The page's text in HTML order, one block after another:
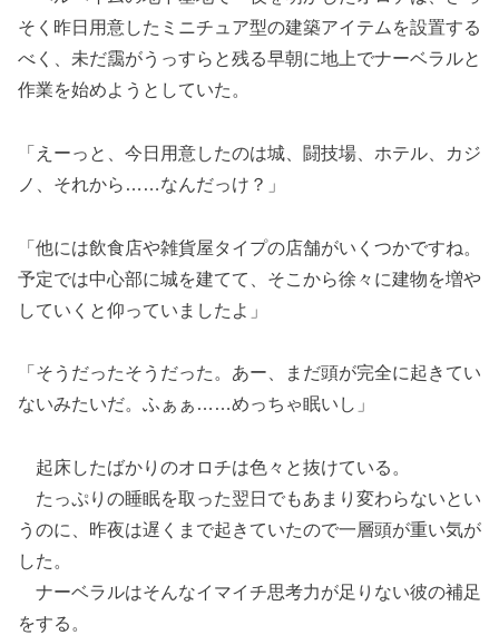
そく昨日用意したミニチュア型の建築アイテムを設置する
べく、未だ靄がうっすらと残る早朝に地上でナーベラルと
作業を始めようとしていた。
「えーっと、今日用意したのは城、闘技場、ホテル、カジ
ノ、それから……なんだっけ？」
「他には飲食店や雑貨屋タイプの店舗がいくつかですね。
予定では中心部に城を建てて、そこから徐々に建物を増や
していくと仰っていましたよ」
「そうだったそうだった。あー、まだ頭が完全に起きてい
ないみたいだ。ふぁぁ……めっちゃ眠いし」
起床したばかりのオロチは色々と抜けている。
たっぷりの睡眠を取った翌日でもあまり変わらないとい
うのに、昨夜は遅くまで起きていたので一層頭が重い気が
した。
ナーベラルはそんなイマイチ思考力が足りない彼の補足
をする。